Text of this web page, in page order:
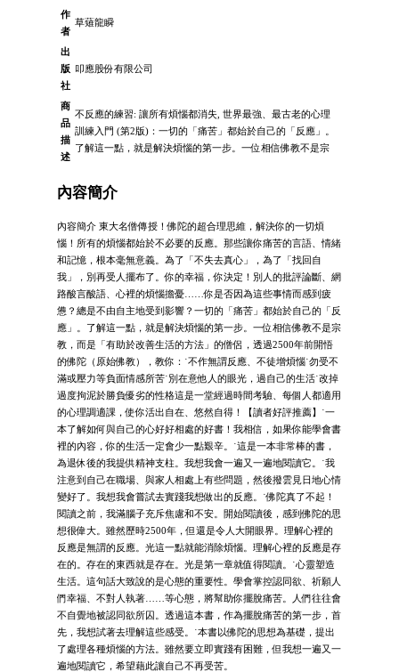
作
者
草薙龍瞬
出
版
社
叩應股份有限公司
商
品
描
述
不反應的練習: 讓所有煩惱都消失, 世界最強、最古老的心理
訓練入門 (第2版)：一切的「痛苦」都始於自己的「反應」。
了解這一點，就是解決煩惱的第一步。一位相信佛教不是宗
內容簡介
內容簡介 東大名僧傳授！佛陀的超合理思維，解決你的一切煩
惱！所有的煩惱都始於不必要的反應。那些讓你痛苦的言語、情緒
和記憶，根本毫無意義。為了「不失去真心」，為了「找回自
我」，別再受人擺布了。你的幸福，你決定！別人的批評論斷、網
路酸言酸語、心裡的煩惱擔憂……你是否因為這些事情而感到疲
憊？總是不由自主地受到影響？一切的「痛苦」都始於自己的「反
應」。了解這一點，就是解決煩惱的第一步。一位相信佛教不是宗
教，而是「有助於改善生活的方法」的僧侶，透過2500年前開悟
的佛陀（原始佛教），教你：˙不作無謂反應、不徒增煩惱˙勿受不
滿或壓力等負面情感所苦˙別在意他人的眼光，過自己的生活˙改掉
過度拘泥於勝負優劣的性格這是一堂經過時間考驗、每個人都適用
的心理調適課，使你活出自在、悠然自得！【讀者好評推薦】˙一
本了解如何與自己的心好好相處的好書！我相信，如果你能學會書
裡的內容，你的生活一定會少一點艱辛。˙這是一本非常棒的書，
為退休後的我提供精神支柱。我想我會一遍又一遍地閱讀它。˙我
注意到自己在職場、與家人相處上有些問題，然後撥雲見日地心情
變好了。我想我會嘗試去實踐我想做出的反應。˙佛陀真了不起！
閱讀之前，我滿腦子充斥焦慮和不安。開始閱讀後，感到佛陀的思
想很偉大。雖然歷時2500年，但還是令人大開眼界。理解心裡的
反應是無謂的反應。光這一點就能消除煩惱。理解心裡的反應是存
在的。存在的東西就是存在。光是第一章就值得閱讀。˙心靈塑造
生活。這句話大致說的是心態的重要性。學會掌控認同欲、祈願人
們幸福、不對人執著……等心態，將幫助你擺脫痛苦。人們往往會
不自覺地被認同欲所囚。透過這本書，作為擺脫痛苦的第一步，首
先，我想試著去理解這些感受。˙本書以佛陀的思想為基礎，提出
了處理各種煩惱的方法。雖然要立即實踐有困難，但我想一遍又一
遍地閱讀它，希望藉此讓自己不再受苦。